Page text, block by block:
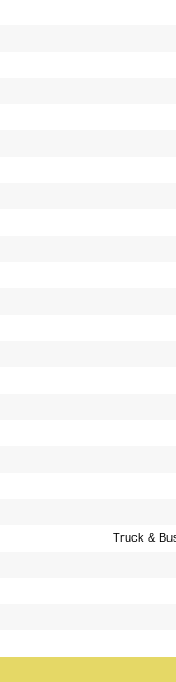
Truck &